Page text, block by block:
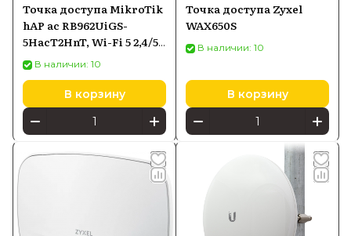
Точка доступа MikroTik
hAP ac RB962UiGS-
5HacT2HnT, Wi-Fi 5 2,4/5
ГГц, PoE-in
В наличии: 10
В корзину
Точка доступа Zyxel
WAX650S
В наличии: 10
В корзину